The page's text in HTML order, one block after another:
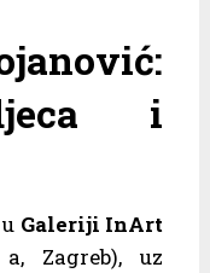
i
Galeriji InArt
Zagreb), uz